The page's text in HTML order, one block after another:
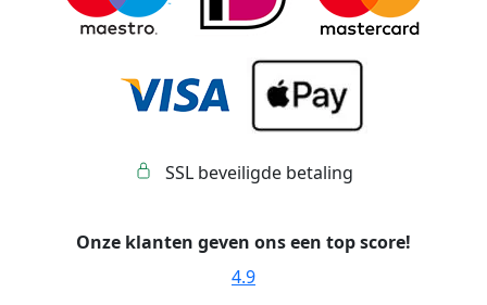
SSL beveiligde betaling
Onze klanten geven ons een top score!
4.9